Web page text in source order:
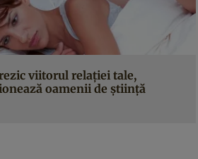
viitorul relaţiei tale,
oamenii de ştiinţă